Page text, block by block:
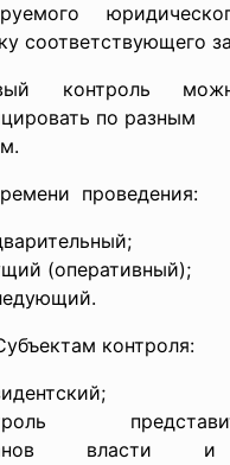
соответствующего
контроль
по разным
проведения:
(оперативный);
контроля:
власти и